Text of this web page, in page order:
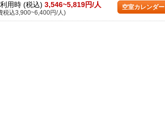
用時 (税込) 3,546~5,819円/人
税込3,900~6,400円/人)
空室カレンダー